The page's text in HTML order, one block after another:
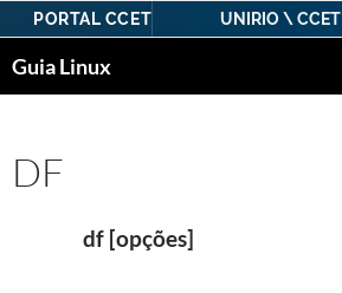
PORTAL CCET UNIRIO \ CCET
para
Guia Linux
DF
df [opções]